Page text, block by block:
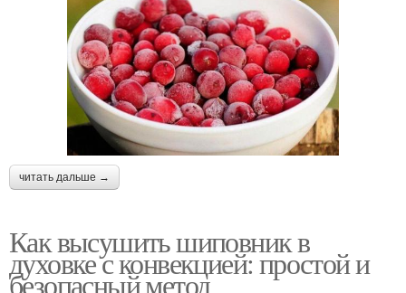
читать дальше →
Как высушить шиповник в
духовке с конвекцией: простой и
безопасный метод